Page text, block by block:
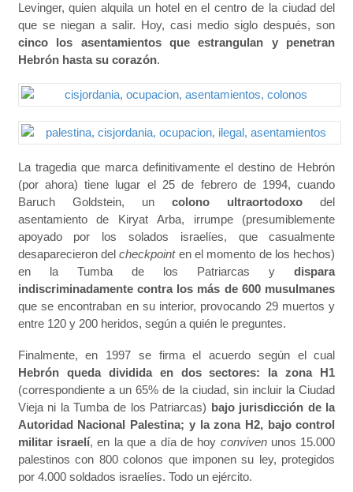
Levinger, quien alquila un hotel en el centro de la ciudad del
que se niegan a salir. Hoy, casi medio siglo después, son
cinco los asentamientos que estrangulan y penetran
Hebrón hasta su corazón.
La tragedia que marca definitivamente el destino de Hebrón
(por ahora) tiene lugar el 25 de febrero de 1994, cuando
Baruch Goldstein, uncolono ultraortodoxo del
asentamiento de Kiryat Arba, irrumpe (presumiblemente
apoyado por los solados israelíes, que casualmente
desaparecieron delcheckpointen el momento de los hechos)
en la Tumba de los Patriarcas ydispara
indiscriminadamente contra los más de 600 musulmanes
que se encontraban en su interior, provocando 29 muertos y
entre 120 y 200 heridos, según a quién le preguntes.
Finalmente, en 1997 se firma el acuerdo según el cual
Hebrón queda dividida en dos sectores: la zona H1
(correspondiente a un 65% de la ciudad, sin incluir la Ciudad
Vieja ni la Tumba de los Patriarcas) bajo jurisdicción de la
Autoridad Nacional Palestina; y la zona H2, bajo control
militar israelí, en la que a día de hoy convivenunos 15.000
palestinos con 800 colonos que imponen su ley, protegidos
por 4.000 soldados israelíes. Todo un ejército.